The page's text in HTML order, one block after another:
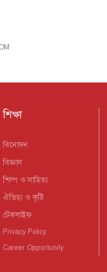
শিক্ষা
বিনোদন
বিজ্ঞান
শিল্প ও সাহিত্য
ঐতিহ্য ও কৃষ্টি
টেকলাইফ
Privacy Policy
Career Opportunity